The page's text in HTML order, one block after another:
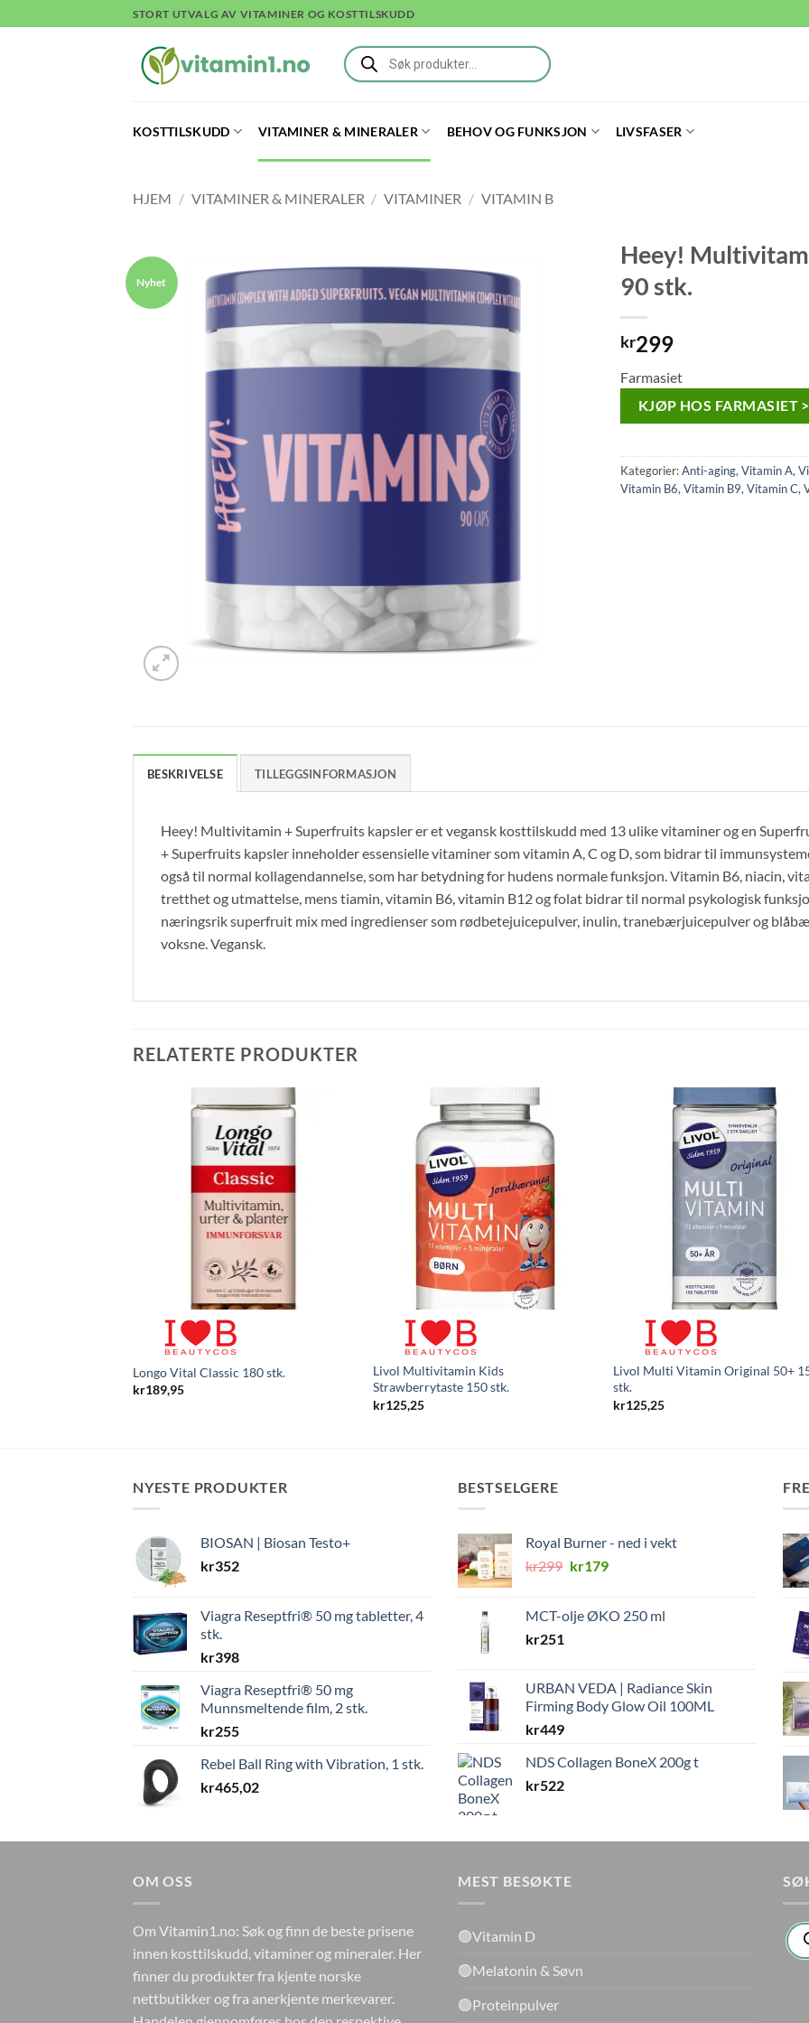
to
STORT UTVALG AV VITAMINER OG KOSTTILSKUDD
Products
search
KOSTTILSKUDD VITAMINER & MINERALER BEHOV OG FUNKSJON LIVSFASER
HJEM / VITAMINER & MINERALER / VITAMINER / VITAMIN B
Heey!
90 stk.
kr299
Farmasiet
KJØP HOS FARMASIET >
Kategorier:Anti-aging,Vitamin A,
Vitamin B6,Vitamin B9,Vitamin C,
BESKRIVELSE TILLEGGSINFORMASJON
Heey! Multivitamin + Superfruits kapsler er et vegansk kosttilskudd med 13 ulike vitaminer og en
+ Superfruits kapsler inneholder essensielle vitaminer som vitamin A, C og D, som bidrar til
også til normal kollagendannelse, som har betydning for hudens normale funksjon. Vitamin B6, niacin,
tretthet og utmattelse, mens tiamin, vitamin B6, vitamin B12 og folat bidrar til normal psykologisk
næringsrik superfruit mix med ingredienser som rødbetejuicepulver, inulin, tranebærjuicepulver og
voksne. Vegansk.
RELATERTE PRODUKTER
Longo Vital Classic 180 stk.
kr189,95
Livol Multivitamin Kids
Strawberrytaste 150 stk.
kr125,25
Livol Multi Vitamin Original 50+
stk.
kr125,25
NYESTE PRODUKTER
BIOSAN | Biosan Testo+
kr352
Viagra Reseptfri® 50 mg tabletter, 4
stk.
kr398
Viagra Reseptfri® 50 mg
Munnsmeltende film, 2 stk.
kr255
Rebel Ball Ring with Vibration, 1 stk.
kr465,02
BESTSELGERE
Royal Burner - ned i vekt
kr299 Opprinnelig
kr299.
kr179Nåværende
kr179.
MCT-olje ØKO 250 ml
kr251
URBAN VEDA | Radiance Skin
Firming Body Glow Oil 100ML
kr449
NDS Collagen BoneX 200g t
kr522
OM OSS
Om Vitamin1.no: Søk og finn de beste prisene
innen kosttilskudd, vitaminer og mineraler. Her
finner du produkter fra kjente norske
nettbutikker og fra anerkjente merkevarer.
MEST BESØKTE
🟢Vitamin D
🟢Melatonin & Søvn
🟢Proteinpulver